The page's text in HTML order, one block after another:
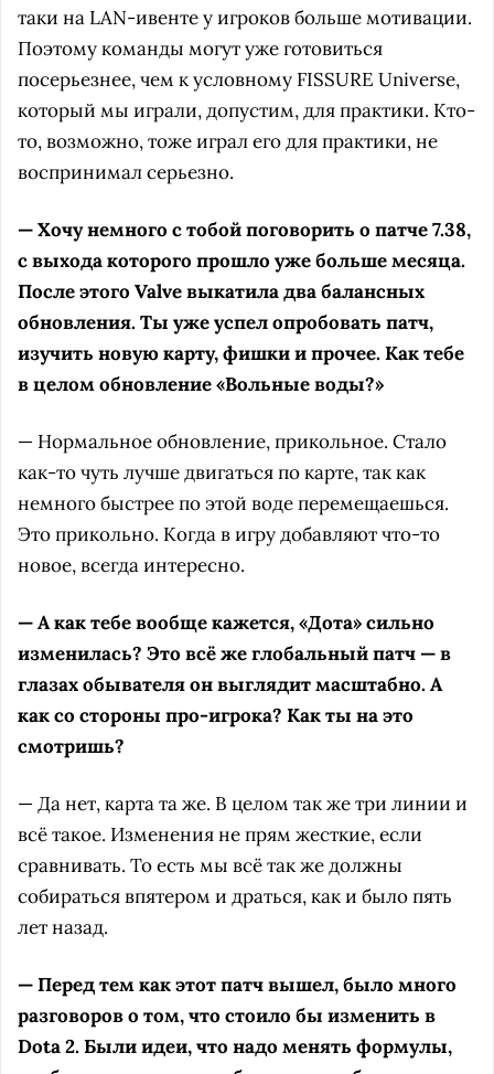
таки на LAN-ивенте у игроков больше мотивации.
Поэтому команды могут уже готовиться
посерьезнее, чем к условному FISSURE Universe,
который мы играли, допустим, для практики. Кто-
то, возможно, тоже играл его для практики, не
воспринимал серьезно.
— Хочу немного с тобой поговорить о патче 7.38,
с выхода которого прошло уже больше месяца.
После этого Valve выкатила два балансных
обновления. Ты уже успел опробовать патч,
изучить новую карту, фишки и прочее. Как тебе
в целом обновление «Вольные воды?»
— Нормальное обновление, прикольное. Стало
как-то чуть лучше двигаться по карте, так как
немного быстрее по этой воде перемещаешься.
Это прикольно. Когда в игру добавляют что-то
новое, всегда интересно.
— А как тебе вообще кажется, «Дота» сильно
изменилась? Это всё же глобальный патч — в
глазах обывателя он выглядит масштабно. А
как со стороны про-игрока? Как ты на это
смотришь?
— Да нет, карта та же. В целом так же три линии и
всё такое. Изменения не прям жесткие, если
сравнивать. То есть мы всё так же должны
собираться впятером и драться, как и было пять
лет назад.
— Перед тем как этот патч вышел, было много
разговоров о том, что стоило бы изменить в
Dota 2. Были идеи, что надо менять формулы,